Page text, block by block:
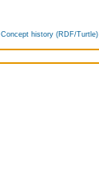
Concept history (RDF/Turtle)